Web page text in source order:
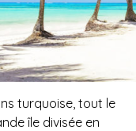
turquoise, tout le
île divisée en